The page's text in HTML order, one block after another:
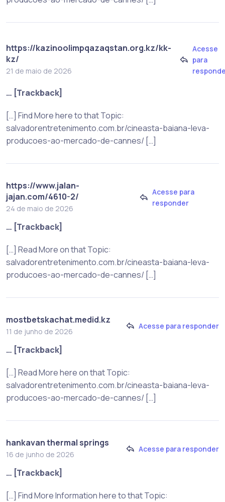
https://kazinoolimpqazaqstan.org.kz/kk-
kz/
21 de maio de 2026
Acesse
para
… [Trackback]
[…] Find More here to that Topic:
salvadorentretenimento.com.br/cineasta-baiana-leva-
producoes-ao-mercado-de-cannes/ […]
https://www.jalan-
jajan.com/4610-2/
24 de maio de 2026
Acesse para
responder
… [Trackback]
[…] Read More on that Topic:
salvadorentretenimento.com.br/cineasta-baiana-leva-
producoes-ao-mercado-de-cannes/ […]
mostbetskachat.medid.kz
11 de junho de 2026
Acesse para responder
… [Trackback]
[…] Read More here on that Topic:
salvadorentretenimento.com.br/cineasta-baiana-leva-
producoes-ao-mercado-de-cannes/ […]
hankavan thermal springs
16 de junho de 2026
Acesse para responder
… [Trackback]
[…] Find More Information here to that Topic: